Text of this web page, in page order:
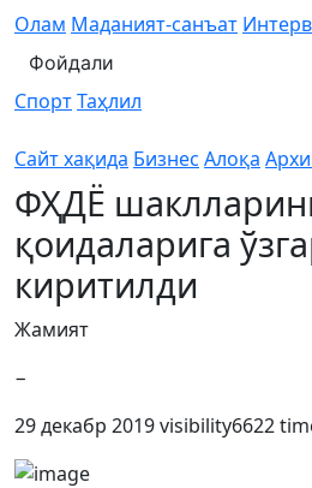
Олам Маданият-санъат
Фойдали
СпортТаҳлил
Сайт хақида Бизнес Алоқа
ФҲДЁ
қоидаларига
киритилди
Жамият
−
29 декабр 2019visibility6622